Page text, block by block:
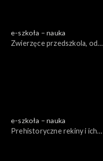
e-szkoła – nauka
Zwierzęce przedszkola, odc.
e-szkoła – nauka
Prehistoryczne rekiny i ich